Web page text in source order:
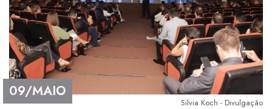
09/MAIO
Silvia Koch - Divulgação